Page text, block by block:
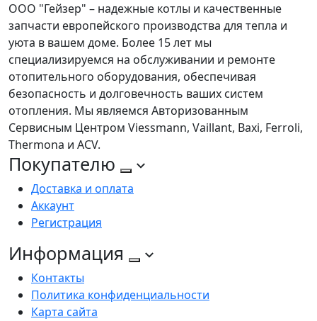
ООО "Гейзер" – надежные котлы и качественные
запчасти европейского производства для тепла и
уюта в вашем доме. Более 15 лет мы
специализируемся на обслуживании и ремонте
отопительного оборудования, обеспечивая
безопасность и долговечность ваших систем
отопления. Мы являемся Авторизованным
Сервисным Центром Viessmann, Vaillant, Baxi, Ferroli,
Thermona и ACV.
Покупателю
Доставка и оплата
Аккаунт
Регистрация
Информация
Контакты
Политика конфиденциальности
Карта сайта